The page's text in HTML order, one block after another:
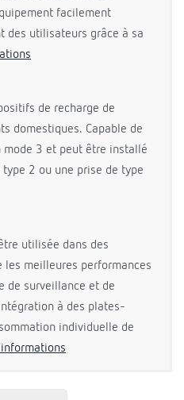
facilement
des utilisateurs grâce à sa
de recharge de
domestiques. Capable de
mode 3 et peut être installé
2 ou une prise de type
utilisée dans des
les meilleures performances
de surveillance et de
à des plates-
individuelle de